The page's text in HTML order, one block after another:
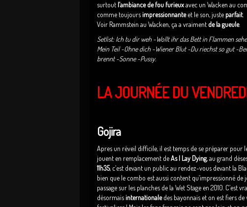
surtout l’ambiance de fou furieuxavec un Wacken au
comme toujoursimpressionnanteet le son, juste parfait.
Voir Rammstein au Wacken, ça a vraiment de la gueule.
Setlist: Ich tu dir weh -Wollt ihr das Bett in Flammen
Mein Teil -Ohne dich -Wiener Blut -Du riechst so gut -
brennt -Sonne -Pussy.
LA JOURNÉE DU
Gojira
Apres un réveil difficile, il est temps de se préparer pour
jouent en remplacement deAs I Lay Dying, au grand
11h35, c’est devant un public au rendez-vous devant la
bien que le combo est aussi content qu’impressionné de
passage sur les planches de la Wet Stage en 2010. C’est
désormaisinternationaledes bayonnais et on est fiers